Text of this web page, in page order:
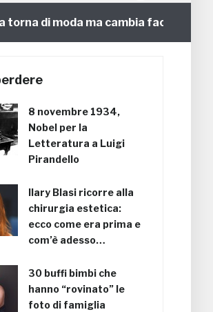
di moda ma cambia faccia
8 novembre 1934,
Nobel per la
Letteratura a Luigi
Pirandello
Ilary Blasi ricorre alla
chirurgia estetica:
ecco come era prima e
com’è adesso…
30 buffi bimbi che
hanno “rovinato” le
foto di famiglia